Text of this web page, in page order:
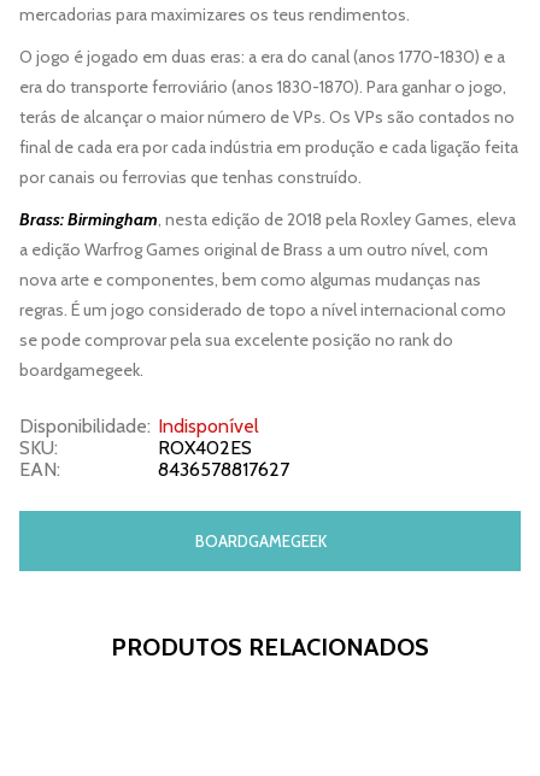
mercadorias para maximizares os teus rendimentos.
O jogo é jogado em duas eras: a era do canal (anos 1770-1830) e a
era do transporte ferroviário (anos 1830-1870). Para ganhar o jogo,
terás de alcançar o maior número de VPs. Os VPs são contados no
final de cada era por cada indústria em produção e cada ligação feita
por canais ou ferrovias que tenhas construído.
Brass: Birmingham , nesta edição de 2018 pela Roxley Games, eleva
a edição Warfrog Games original de Brass a um outro nível, com
nova arte e componentes, bem como algumas mudanças nas
regras. É um jogo considerado de topo a nível internacional como
se pode comprovar pela sua excelente posição no rank do
boardgamegeek.
Disponibilidade: Indisponível
SKU:
ROX402ES
EAN:
8436578817627
BOARDGAMEGEEK
PRODUTOS RELACIONADOS